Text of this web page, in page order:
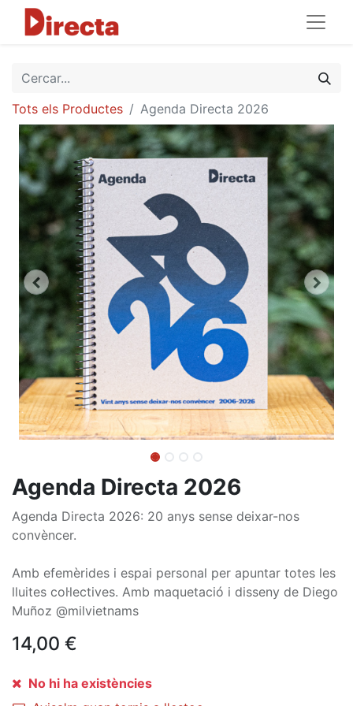
Tots els Productes Agenda Directa 2026
Agenda Directa 2026
Agenda Directa 2026: 20 anys sense deixar-nos
convèncer.
Amb efemèrides i espai personal per apuntar totes les
lluites col·lectives. Amb maquetació i disseny de Diego
Muñoz @milvietnams
14,00 €
No hi ha existències